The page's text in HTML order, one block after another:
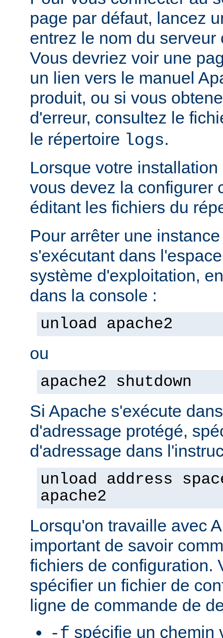
page par défaut, lancez
entrez le nom du serveur
Vous devriez voir une
un lien vers le manuel
produit, ou si vous
d'erreur, consultez le
le répertoire logs.
Lorsque votre
vous devez la configurer
éditant les fichiers du
Pour arrêter une
s'exécutant dans
système d'exploitation,
dans la console :
unload apache2
ou
apache2 shutdown
Si Apache s'exécute
d'adressage protégé,
d'adressage dans
unload address
apache2
Lorsqu'on travaille avec
important de savoir
fichiers de configuration.
spécifier un fichier de
ligne de commande de
-f spécifie un chemin